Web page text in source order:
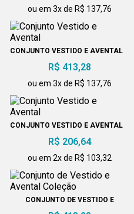
ou em 3x de R$ 137,76
CONJUNTO VESTIDO E AVENTAL
R$ 413,28
ou em 3x de R$ 137,76
CONJUNTO VESTIDO E AVENTAL
R$ 206,64
ou em 2x de R$ 103,32
CONJUNTO DE VESTIDO E